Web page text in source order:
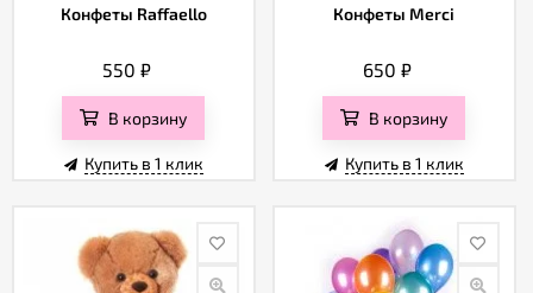
Конфеты Raffaello
550 ₽
В корзину
Купить в 1 клик
Конфеты Merci
650 ₽
В корзину
Купить в 1 клик